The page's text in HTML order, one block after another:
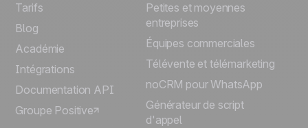
Português
Italiano
Deutsch
Tarifs
Blog
Académie
Intégrations
Documentation API
Groupe Positive
Petites et moyennes
entreprises
Équipes commerciales
Télévente et télémarketing
noCRM pour WhatsApp
Générateur de script
d'appel